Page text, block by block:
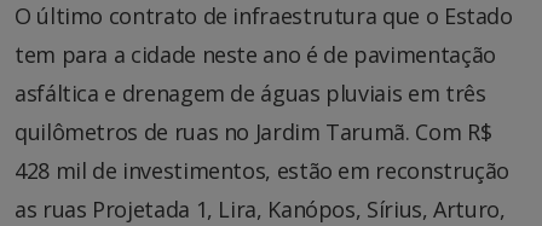
O último contrato de infraestrutura que o Estado
tem para a cidade neste ano é de pavimentação
asfáltica e drenagem de águas pluviais em três
quilômetros de ruas no Jardim Tarumã. Com R$
428 mil de investimentos, estão em reconstrução
as ruas Projetada 1, Lira, Kanópos, Sírius, Arturo,